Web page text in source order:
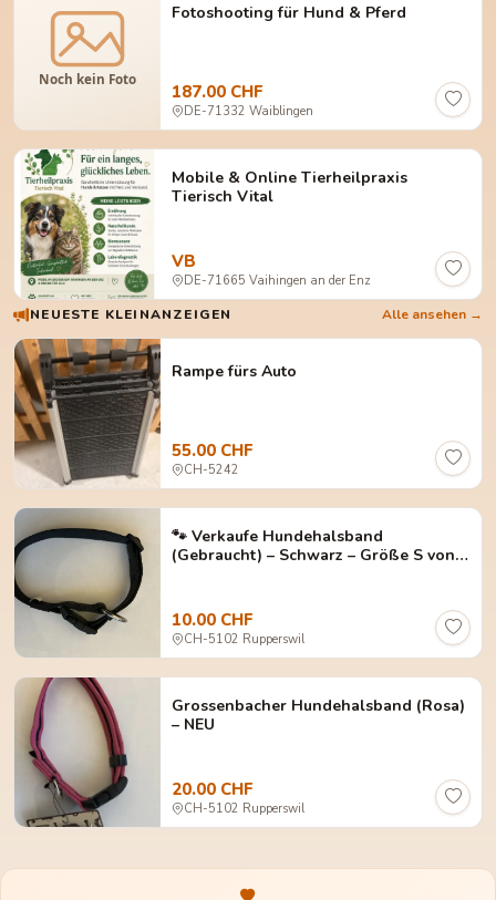
Fotoshooting für Hund & Pferd
187.00 CHF
DE-71332 Waiblingen
Mobile & Online Tierheilpraxis
Tierisch Vital
VB
DE-71665 Vaihingen an der Enz
NEUESTE KLEINANZEIGEN Alle ansehen →
Rampe fürs Auto
55.00 CHF
CH-5242
🐾 Verkaufe Hundehalsband
(Gebraucht) – Schwarz – Größe S von
10.00 CHF
CH-5102 Rupperswil
Grossenbacher Hundehalsband (Rosa)
– NEU
20.00 CHF
CH-5102 Rupperswil